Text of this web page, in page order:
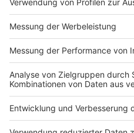
Impressum
Nutzungsbedingungen
Jobs
Presse